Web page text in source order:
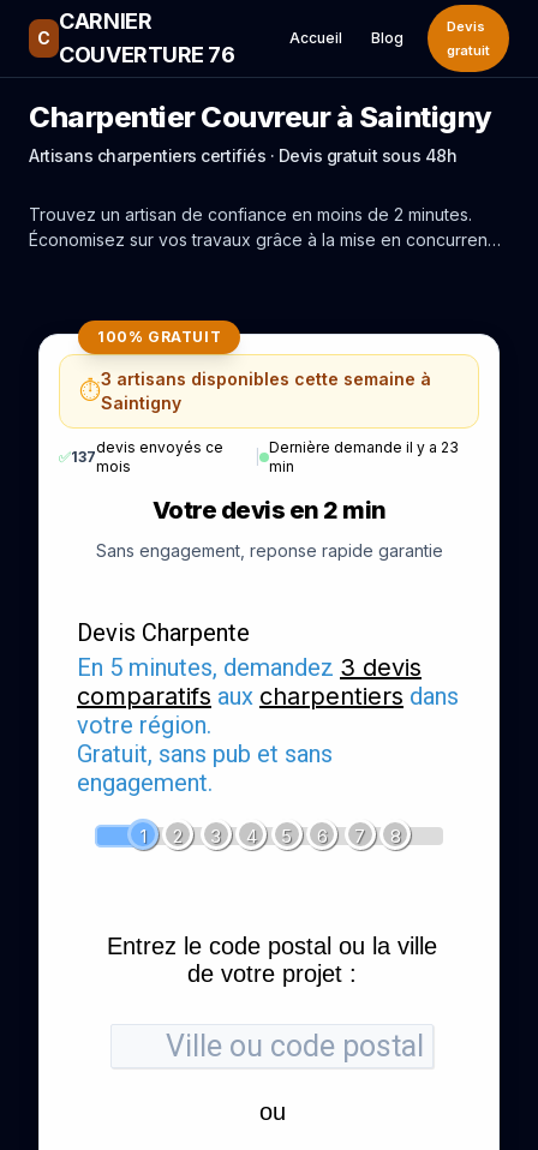
C
CARNIER
COUVERTURE 76
Accueil Blog
Devis
gratuit
Charpentier Couvreur à Saintigny
Artisans charpentiers certifiés · Devis gratuit sous 48h
Trouvez un artisan de confiance en moins de 2 minutes.
Économisez sur vos travaux grâce à la mise en concurrence
100% GRATUIT
⏱️3 artisans disponibles cette semaine à
Saintigny
✅137
devis envoyés ce
mois
Dernière demande il y a 23
min
Votre devis en 2 min
Sans engagement, reponse rapide garantie
Devis Charpente
En 5 minutes, demandez 3 devis
comparatifs aux charpentiers dans
votre région.
Gratuit, sans pub et sans
engagement.
1 2 3 4 5 6 7 8
Entrez le code postal ou la ville
de votre projet :
ou